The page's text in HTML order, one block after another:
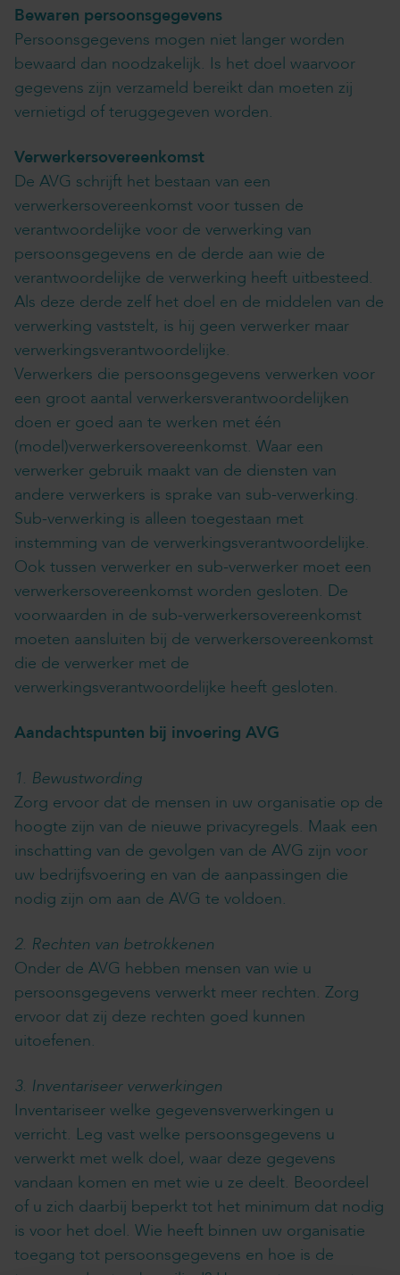
Bewaren persoonsgegevens
Persoonsgegevens mogen niet langer worden
bewaard dan noodzakelijk. Is het doel waarvoor
gegevens zijn verzameld bereikt dan moeten zij
vernietigd of teruggegeven worden.
Verwerkersovereenkomst
De AVG schrijft het bestaan van een
verwerkersovereenkomst voor tussen de
verantwoordelijke voor de verwerking van
persoonsgegevens en de derde aan wie de
verantwoordelijke de verwerking heeft uitbesteed.
Als deze derde zelf het doel en de middelen van de
verwerking vaststelt, is hij geen verwerker maar
verwerkingsverantwoordelijke.
Verwerkers die persoonsgegevens verwerken voor
een groot aantal verwerkersverantwoordelijken
doen er goed aan te werken met één
(model)verwerkersovereenkomst. Waar een
verwerker gebruik maakt van de diensten van
andere verwerkers is sprake van sub-verwerking.
Sub-verwerking is alleen toegestaan met
instemming van de verwerkingsverantwoordelijke.
Ook tussen verwerker en sub-verwerker moet een
verwerkersovereenkomst worden gesloten. De
voorwaarden in de sub-verwerkersovereenkomst
moeten aansluiten bij de verwerkersovereenkomst
die de verwerker met de
verwerkingsverantwoordelijke heeft gesloten.
Aandachtspunten bij invoering AVG
1. Bewustwording
Zorg ervoor dat de mensen in uw organisatie op de
hoogte zijn van de nieuwe privacyregels. Maak een
inschatting van de gevolgen van de AVG zijn voor
uw bedrijfsvoering en van de aanpassingen die
nodig zijn om aan de AVG te voldoen.
2. Rechten van betrokkenen
Onder de AVG hebben mensen van wie u
persoonsgegevens verwerkt meer rechten. Zorg
ervoor dat zij deze rechten goed kunnen
uitoefenen.
3. Inventariseer verwerkingen
Inventariseer welke gegevensverwerkingen u
verricht. Leg vast welke persoonsgegevens u
verwerkt met welk doel, waar deze gegevens
vandaan komen en met wie u ze deelt. Beoordeel
of u zich daarbij beperkt tot het minimum dat nodig
is voor het doel. Wie heeft binnen uw organisatie
toegang tot persoonsgegevens en hoe is de